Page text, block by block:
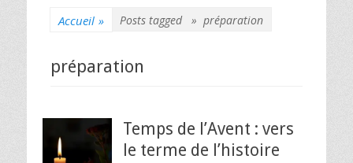
Accueil » Posts tagged » préparation
préparation
Temps de l’Avent : vers
le terme de l’histoire